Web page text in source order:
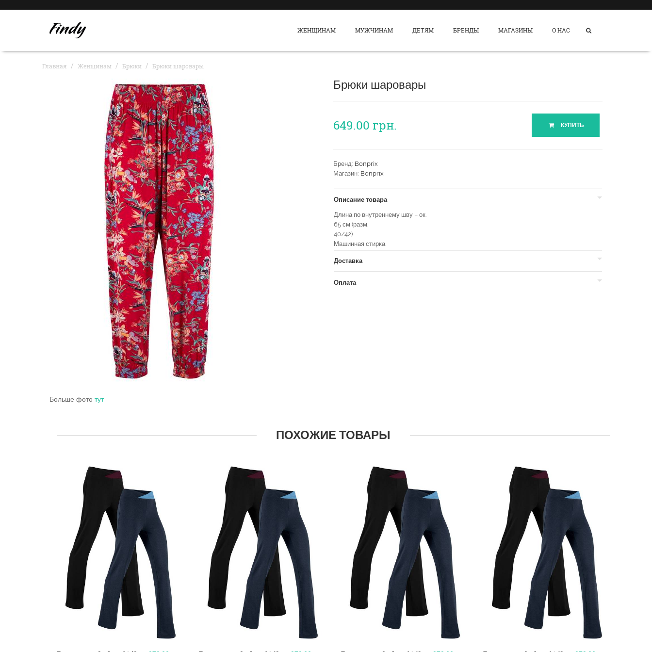
ЖЕНЩИНАМ МУЖЧИНАМ ДЕТЯМ БРЕНДЫ МАГАЗИНЫ О НАС
Главная Женщинам Брюки Брюки шаровары
Больше фото тут
Брюки шаровары
649.00 грн. КУПИТЬ
Бренд: Bonprix
Магазин: Bonprix
Описание товара
Длина по внутреннему шву – ок.
65 см (разм.
40/42).
Машинная стирка.
Доставка
Оплата
ПОХОЖИЕ ТОВАРЫ